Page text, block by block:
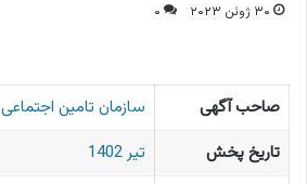
۳۰ ژوئن ۲۰۲۳ ۰
صاحب آگهی
سازمان تامین اجتماعی
تاریخ پخش
تیر 1402